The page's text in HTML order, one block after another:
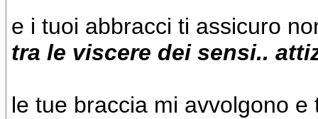
e i tuoi abbracci ti assicuro
tra le viscere dei sensi..
le tue braccia mi avvolgono e